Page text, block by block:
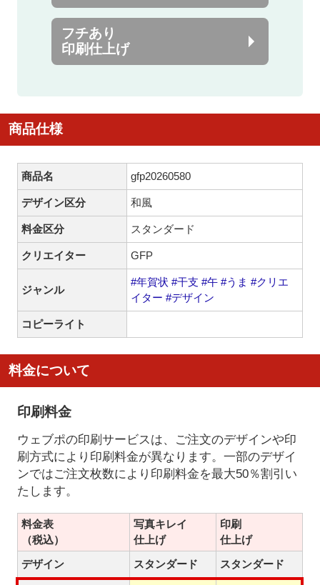
フチあり
印刷仕上げ
商品仕様
商品名 gfp20260580
デザイン区分 和風
料金区分 スタンダード
クリエイター GFP
ジャンル
#年賀状 #干支 #午 #うま #クリエ
イター #デザイン
コピーライト
料金について
印刷料金
ウェブポの印刷サービスは、ご注文のデザインや印
刷方式により印刷料金が異なります。一部のデザイ
ンではご注文枚数により印刷料金を最大50％割引い
たします。
料金表
（税込）
写真キレイ
仕上げ
印刷
仕上げ
デザイン
スタンダード スタンダード